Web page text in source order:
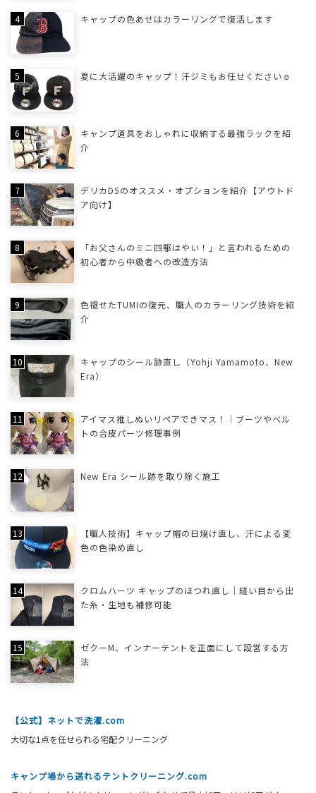
キャップの色あせはカラーリングで復活します
夏に大活躍のキャップ！汗ジミもお任せください☺
キャンプ道具をおしゃれに収納する最強ラックを紹
介
デリカD5のオススメ・オプションを紹介【アウトド
ア向け】
「お父さんのミニ四駆はやい！」と言われるための
初心者から中級者への改造方法
色褪せたTUMIの復元、職人のカラーリング技術を紹
介
キャップのシール跡直し（Yohji Yamamoto、New
Era）
アイマス推しぬいリペアできマス！｜ブーツやベル
トの合皮パーツ修理事例
New Era シール跡を取り除く施工
【職人技術】キャップ帽の日焼け直し、汗による変
色の色染め直し
クロムハーツ キャップのほつれ直し｜縫い目から出
た糸・生地も補修可能
ゼクーM、インナーテントを正面にして設営する方
法
【公式】ネットで洗濯.com
大切な1点を任せられる宅配クリーニング
キャンプ場から送れるテントクリーニング.com